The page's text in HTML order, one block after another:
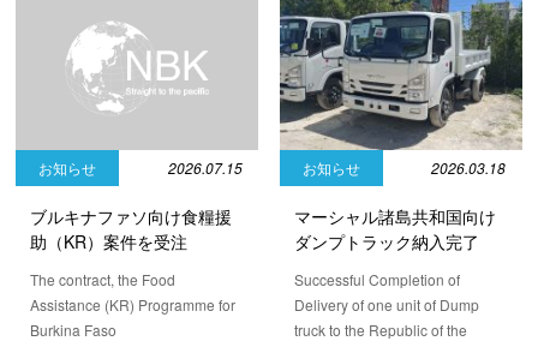
お知らせ 2026.07.15
ブルキナファソ向け食糧援
助（KR）案件を受注
The contract, the Food
Assistance (KR) Programme for
Burkina Faso
お知らせ 2026.03.18
マーシャル諸島共和国向け
ダンプトラック納入完了
Successful Completion of
Delivery of one unit of Dump
truck to the Republic of the